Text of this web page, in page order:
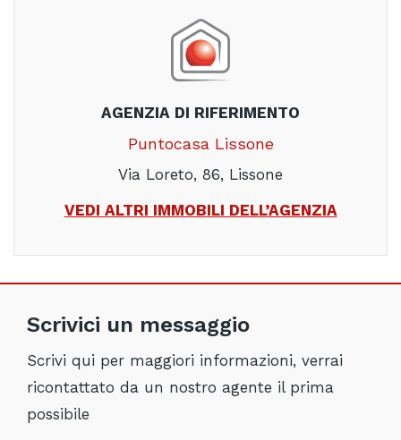
AGENZIA DI RIFERIMENTO
Puntocasa Lissone
Via Loreto, 86, Lissone
VEDI ALTRI IMMOBILI DELL’AGENZIA
Scrivici un messaggio
Scrivi qui per maggiori informazioni, verrai
ricontattato da un nostro agente il prima
possibile